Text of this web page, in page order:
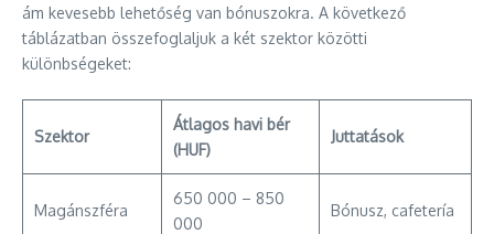
ám kevesebb lehetőség van bónuszokra. A következő
táblázatban összefoglaljuk a két szektor közötti
különbségeket:
Szektor
Átlagos havi bér
(HUF)
Juttatások
Magánszféra
650 000 – 850
000
Bónusz, cafetería